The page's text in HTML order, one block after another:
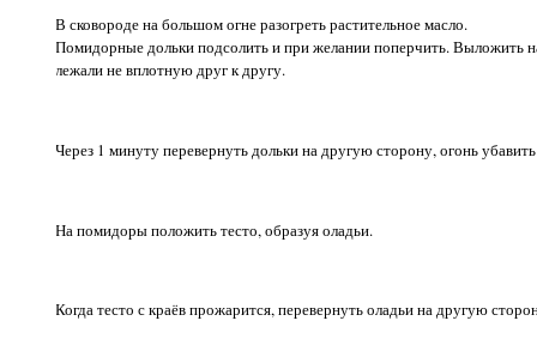
В сковороде на большом огне разогреть растительное масло.
Помидорные дольки подсолить и при желании поперчить. Выложить
лежали не вплотную друг к другу.
Через 1 минуту перевернуть дольки на другую сторону, огонь
На помидоры положить тесто, образуя оладьи.
Когда тесто с краёв прожарится, перевернуть оладьи на другую